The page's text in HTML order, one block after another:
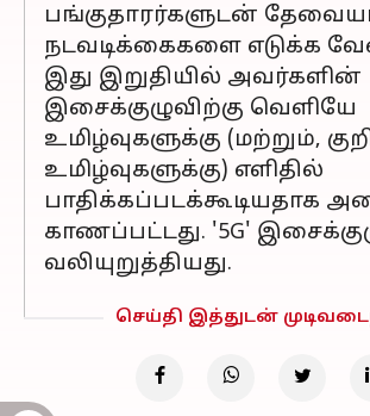
பங்குதாரர்களுடன்
நடவடிக்கைகளை எடுக்க
இது இறுதியில் அவர்களின்
இசைக்குழுவிற்கு வெளியே
உமிழ்வுகளுக்கு (மற்றும்,
உமிழ்வுகளுக்கு) எளிதில்
பாதிக்கப்படக்கூடியதாக
காணப்பட்டது. '5G'
வலியுறுத்தியது.
செய்தி இத்துடன்